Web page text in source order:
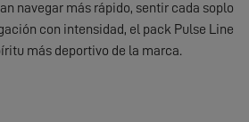
navegar más rápido, sentir cada soplo
con intensidad, el pack Pulse Line
más deportivo de la marca.